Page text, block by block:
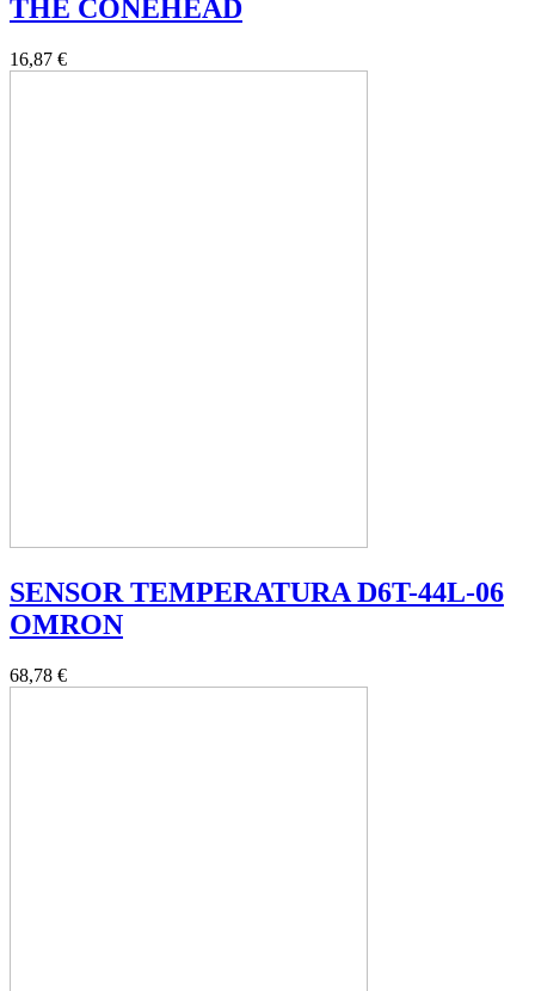
THE CONEHEAD
16,87 €
SENSOR TEMPERATURA D6T-44L-06
OMRON
68,78 €